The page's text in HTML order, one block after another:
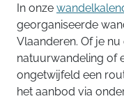
In onze
georganiseerde
Vlaanderen. Of je
natuurwandeling of
ongetwijfeld een
het aanbod via